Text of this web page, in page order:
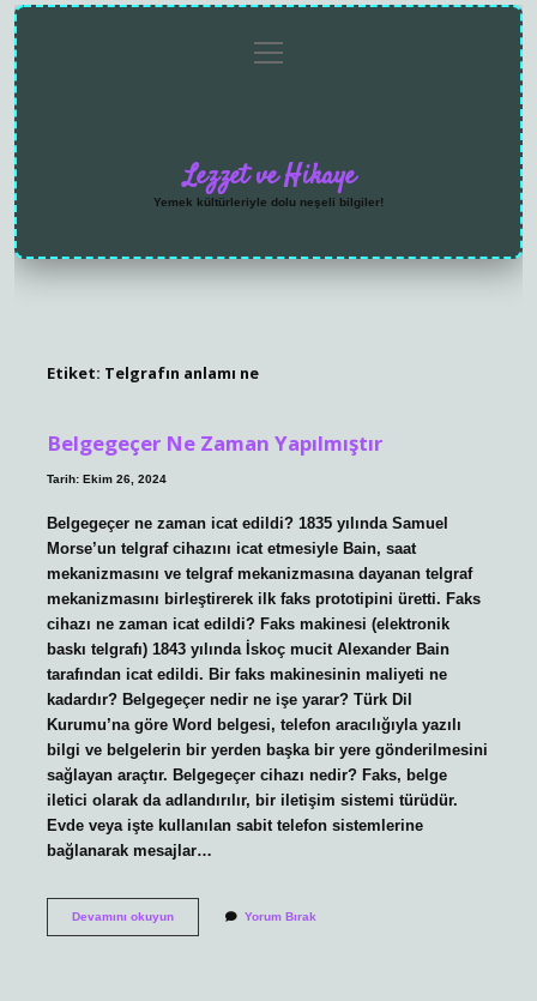
menüyü
aç
Lezzet ve Hikaye
Yemek kültürleriyle dolu neşeli bilgiler!
Etiket: Telgrafın anlamı ne
Belgegeçer Ne Zaman Yapılmıştır
Tarih: Ekim 26, 2024
Belgegeçer ne zaman icat edildi? 1835 yılında Samuel
Morse’un telgraf cihazını icat etmesiyle Bain, saat
mekanizmasını ve telgraf mekanizmasına dayanan telgraf
mekanizmasını birleştirerek ilk faks prototipini üretti. Faks
cihazı ne zaman icat edildi? Faks makinesi (elektronik
baskı telgrafı) 1843 yılında İskoç mucit Alexander Bain
tarafından icat edildi. Bir faks makinesinin maliyeti ne
kadardır? Belgegeçer nedir ne işe yarar? Türk Dil
Kurumu’na göre Word belgesi, telefon aracılığıyla yazılı
bilgi ve belgelerin bir yerden başka bir yere gönderilmesini
sağlayan araçtır. Belgegeçer cihazı nedir? Faks, belge
iletici olarak da adlandırılır, bir iletişim sistemi türüdür.
Evde veya işte kullanılan sabit telefon sistemlerine
bağlanarak mesajlar…
Devamını okuyunBelgegeçer Yorum Bırak